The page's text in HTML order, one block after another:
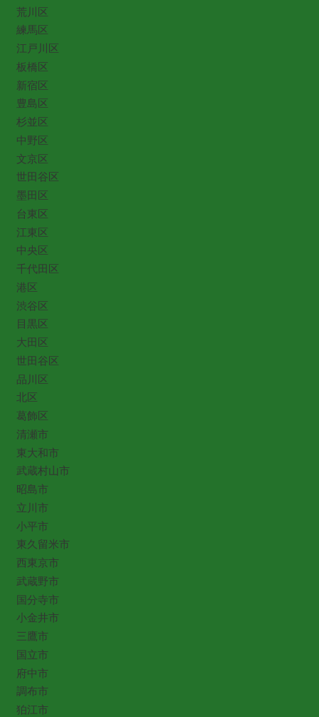
荒川区
練馬区
江戸川区
板橋区
新宿区
豊島区
杉並区
中野区
文京区
世田谷区
墨田区
台東区
江東区
中央区
千代田区
港区
渋谷区
目黒区
大田区
世田谷区
品川区
北区
葛飾区
清瀬市
東大和市
武蔵村山市
昭島市
立川市
小平市
東久留米市
西東京市
武蔵野市
国分寺市
小金井市
三鷹市
国立市
府中市
調布市
狛江市